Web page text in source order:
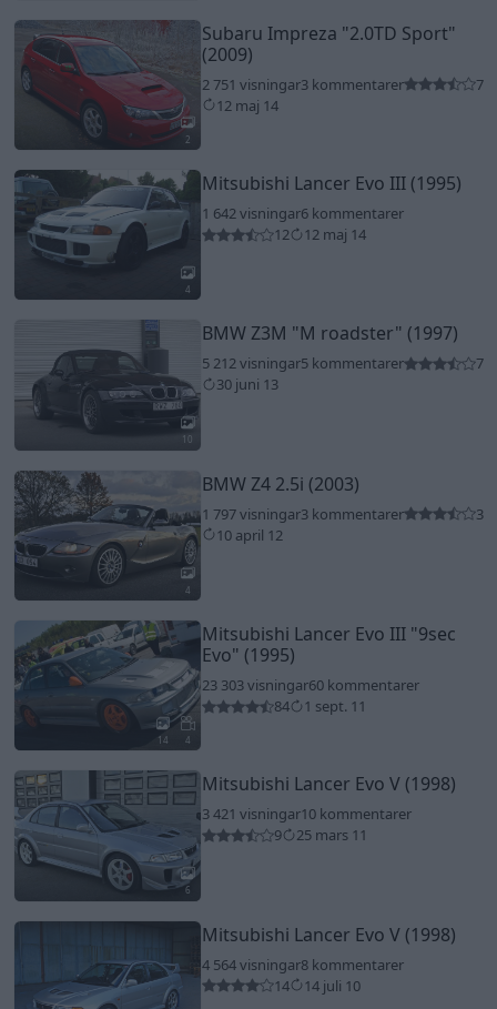
2
Subaru Impreza "2.0TD Sport"
(2009)
2 751 visningar3 kommentarer
7
12 maj 14
4
Mitsubishi Lancer Evo III (1995)
1 642 visningar6 kommentarer
12
12 maj 14
10
BMW Z3M "M roadster" (1997)
5 212 visningar5 kommentarer
7
30 juni 13
4
BMW Z4 2.5i (2003)
1 797 visningar3 kommentarer
3
10 april 12
14 4
Mitsubishi Lancer Evo III "9sec
Evo" (1995)
23 303 visningar60 kommentarer
84
1 sept. 11
6
Mitsubishi Lancer Evo V (1998)
3 421 visningar10 kommentarer
9
25 mars 11
Mitsubishi Lancer Evo V (1998)
4 564 visningar8 kommentarer
14
14 juli 10